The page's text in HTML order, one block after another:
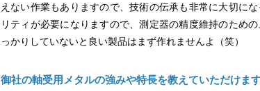
えない作業もありますので、技術の伝承も非常に大切に
リティが必要になりますので、測定器の精度維持のため
っかりしていないと良い製品はまず作れませんよ（笑）
御社の軸受用メタルの強みや特長を教えていただけま